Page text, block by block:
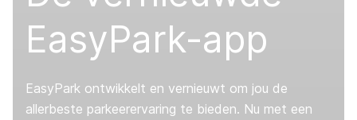
EasyPark-app
EasyPark ontwikkelt en vernieuwt om jou de
allerbeste parkeerervaring te bieden. Nu met een